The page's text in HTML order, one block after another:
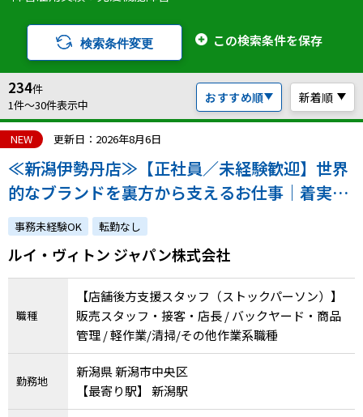
検索条件変更 この検索条件を保存
おすすめ順 新着順
234件
1件〜30件表示中
NEW 更新日：2026年8月6日
≪新潟伊勢丹店≫【正社員／未経験歓迎】世界
的なブランドを裏方から支えるお仕事｜着実な
成長を実感できる環境です！｜atGPからの採用
実績あり
事務未経験OK 転勤なし
ルイ・ヴィトン ジャパン株式会社
職種
【店舗後方支援スタッフ（ストックパーソン）】
販売スタッフ・接客・店長 / バックヤード・商品
管理 / 軽作業/清掃/その他作業系職種
勤務地
新潟県 新潟市中央区
【最寄り駅】 新潟駅
障害者アスリート専門の就転職支援サービス
ハイスキルな障害者の転職支援サービス
障害のある新卒学生専門の就職エージェントサービス
求人検索・スカウトサービス
障害者専門の求人検索・スカウトサービス
就労移行支援サービス
障害別専門支援の就労移行支援サービス
求人を紹介してもらう
スカウトを受ける
就労移行支援サービス
就職・転職ノウハウ
お問い合わせ・よくある質問
お問い合わせ
よくある質問
採用をお考えの企業様はこちら